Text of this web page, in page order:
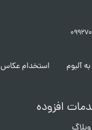
آلبوم استخدام عکاس
افزوده